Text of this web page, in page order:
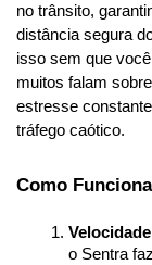
no trânsito,
distância segura
isso sem que
muitos falam
estresse
tráfego caótico.
Como
o Sentra